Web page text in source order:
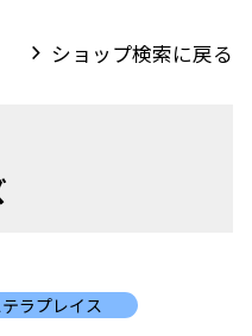
ショップ検索に戻る
ラプレイス